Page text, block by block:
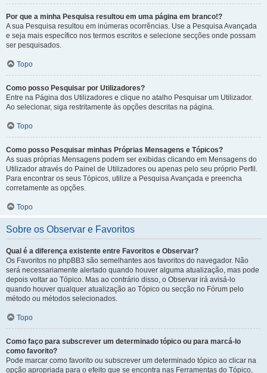
Por que a minha Pesquisa resultou em uma página em branco!?
A sua Pesquisa resultou em inúmeras ocorrências. Use a Pesquisa Avançada
e seja mais específico nos termos escritos e selecione secções onde possam
ser pesquisados.
Topo
Como posso Pesquisar por Utilizadores?
Entre na Página dos Utilizadores e clique no atalho Pesquisar um Utilizador.
Ao selecionar, siga restritamente às opções descritas na página.
Topo
Como posso Pesquisar minhas Próprias Mensagens e Tópicos?
As suas próprias Mensagens podem ser exibidas clicando em Mensagens do
Utilizador através do Painel de Utilizadores ou apenas pelo seu próprio Perfil.
Para encontrar os seus Tópicos, utilize a Pesquisa Avançada e preencha
corretamente as opções.
Topo
Sobre os Observar e Favoritos
Qual é a diferença existente entre Favoritos e Observar?
Os Favoritos no phpBB3 são semelhantes aos favoritos do navegador. Não
será necessariamente alertado quando houver alguma atualização, mas pode
depois voltar ao Tópico. Mas ao contrário disso, o Observar irá avisá-lo
quando houver qualquer atualização ao Tópico ou secção no Fórum pelo
método ou métodos selecionados.
Topo
Como faço para subscrever um determinado tópico ou para marcá-lo
como favorito?
Pode marcar como favorito ou subscrever um determinado tópico ao clicar na
opção apropriada para o efeito que se encontra nas Ferramentas do Tópico,